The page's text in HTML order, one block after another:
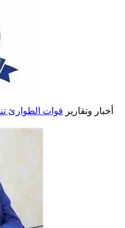
أخبار وتقارير قوات الطوارئ